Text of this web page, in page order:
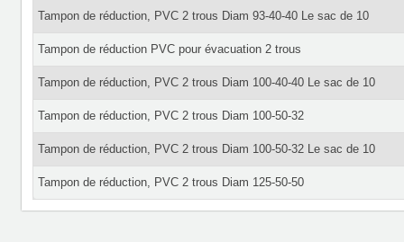
Tampon de réduction, PVC 2 trous Diam 93-40-40 Le sac de 10
Tampon de réduction PVC pour évacuation 2 trous
Tampon de réduction, PVC 2 trous Diam 100-40-40 Le sac de 10
Tampon de réduction, PVC 2 trous Diam 100-50-32
Tampon de réduction, PVC 2 trous Diam 100-50-32 Le sac de 10
Tampon de réduction, PVC 2 trous Diam 125-50-50